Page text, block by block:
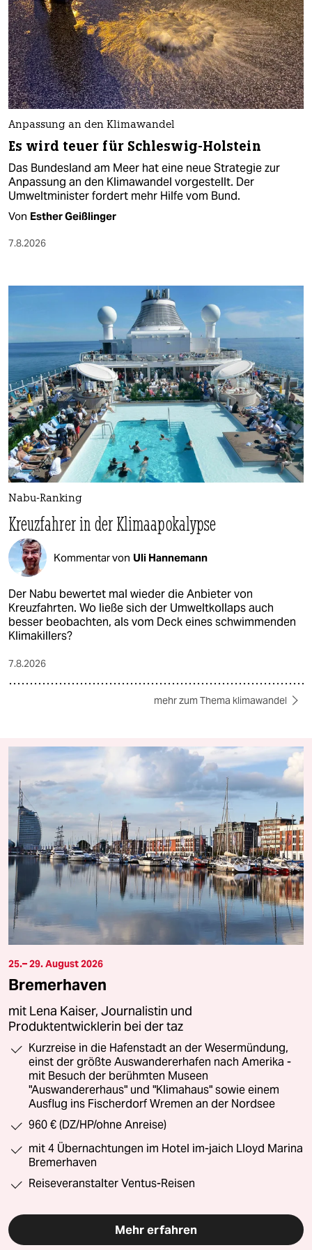
Anpassung an den Klimawandel
Es wird teuer für Schleswig-Holstein
Das Bundesland am Meer hat eine neue Strategie zur
Anpassung an den Klimawandel vorgestellt. Der
Umweltminister fordert mehr Hilfe vom Bund.
Von Esther Geißlinger
7.8.2026
Nabu-Ranking
Kreuzfahrer in der Klimaapokalypse
Kommentar von Uli Hannemann
Der Nabu bewertet mal wieder die Anbieter von
Kreuzfahrten. Wo ließe sich der Umweltkollaps auch
besser beobachten, als vom Deck eines schwimmenden
Klimakillers?
7.8.2026
mehr zum Thema klimawandel
25.– 29. August 2026
Bremerhaven
mit Lena Kaiser, Journalistin und
Produktentwicklerin bei der taz
Kurzreise in die Hafenstadt an der Wesermündung,
einst der größte Auswandererhafen nach Amerika -
mit Besuch der berühmten Museen
"Auswandererhaus" und "Klimahaus" sowie einem
Ausflug ins Fischerdorf Wremen an der Nordsee
960 € (DZ/HP/ohne Anreise)
mit 4 Übernachtungen im Hotel im-jaich Lloyd Marina
Bremerhaven
Reiseveranstalter Ventus-Reisen
Mehr erfahren